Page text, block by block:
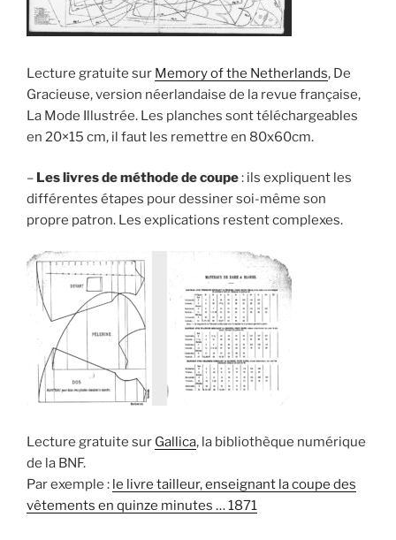
Lecture gratuite sur Memory of the Netherlands, De
Gracieuse, version néerlandaise de la revue française,
La Mode Illustrée. Les planches sont téléchargeables
en 20×15 cm, il faut les remettre en 80x60cm.
– Les livres de méthode de coupe: ils expliquent les
différentes étapes pour dessiner soi-même son
propre patron. Les explications restent complexes.
Lecture gratuite sur Gallica, la bibliothèque numérique
de la BNF.
Par exemple : le livre tailleur, enseignant la coupe des
vêtements en quinze minutes … 1871